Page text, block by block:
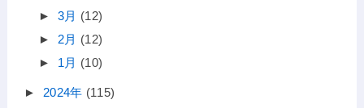
► 3月 (12)
► 2月 (12)
► 1月 (10)
► 2024年 (115)